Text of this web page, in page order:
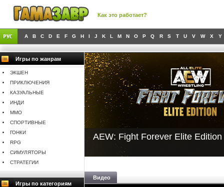
Как это работает?
A B C D E F G H I J K L M N O P Q R S T U V W X Y
Игры по жанрам
ЭКШЕН
ПРИКЛЮЧЕНИЯ
КАЗУАЛЬНЫЕ
ИНДИ
MMO
СПОРТИВНЫЕ
ГОНКИ
RPG
СИМУЛЯТОРЫ
СТРАТЕГИИ
Игры по категориям
AEW: Fight Forever Elite Edition
Видео